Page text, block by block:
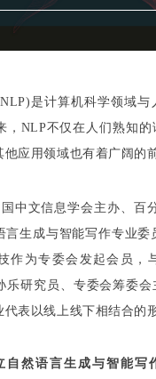
是计算机科学领域
，NLP不仅在人们熟知
应用领域也有着广阔的
中文信息学会主办、百
言生成与智能写作专业
作为专委会发起会员，
乐研究员、专委会筹委
表以线上线下相结合的
自然语言生成与智能写